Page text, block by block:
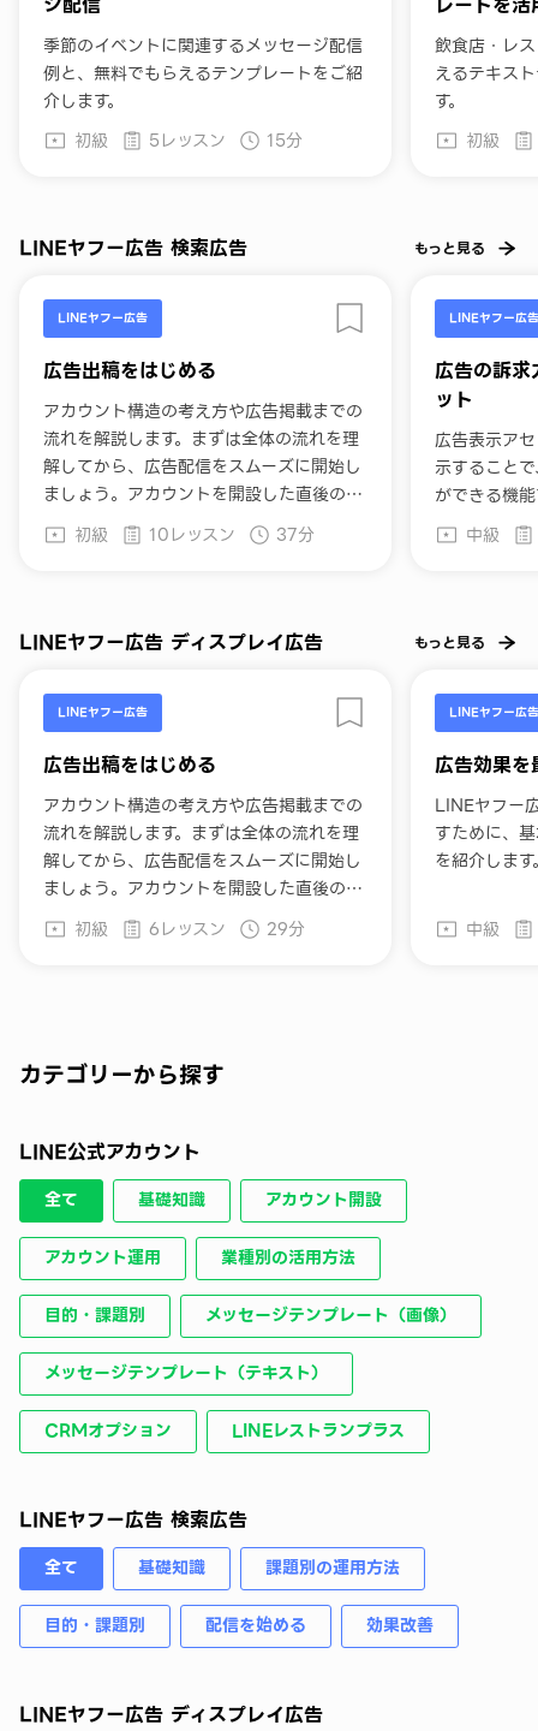
季節のイベントに関連するメッセージ配信
例と、無料でもらえるテンプレートをご紹
介します。
初級
5レッスン 15分
飲食店・レ
えるテキス
す。
初級
LINEヤフー広告 検索広告 もっと見る
LINEヤフー広告
広告出稿をはじめる
アカウント構造の考え方や広告掲載までの
流れを解説します。まずは全体の流れを理
解してから、広告配信をスムーズに開始し
ましょう。アカウントを開設した直後の方
におすすめです。
初級 10レッスン 37分
LINEヤフー広告
広告の訴求
ット
広告表示ア
示すること
ができる機
示アセット
アセットの
したい方に
中級
LINEヤフー広告 ディスプレイ広告 もっと見る
LINEヤフー広告
広告出稿をはじめる
アカウント構造の考え方や広告掲載までの
流れを解説します。まずは全体の流れを理
解してから、広告配信をスムーズに開始し
ましょう。アカウントを開設した直後の方
におすすめです。
初級 6レッスン 29分
LINEヤフー広告
広告効果を
LINEヤフー
すために、
を紹介します
中級
カテゴリーから探す
LINE公式アカウント
全て 基礎知識 アカウント開設
アカウント運用 業種別の活用方法
目的・課題別 メッセージテンプレート（画像）
メッセージテンプレート（テキスト）
CRMオプション LINEレストランプラス
LINEヤフー広告 検索広告
全て 基礎知識 課題別の運用方法
目的・課題別 配信を始める 効果改善
LINEヤフー広告 ディスプレイ広告